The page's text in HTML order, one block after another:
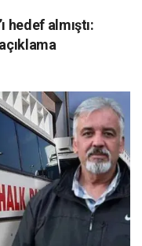
hedef almıştı: